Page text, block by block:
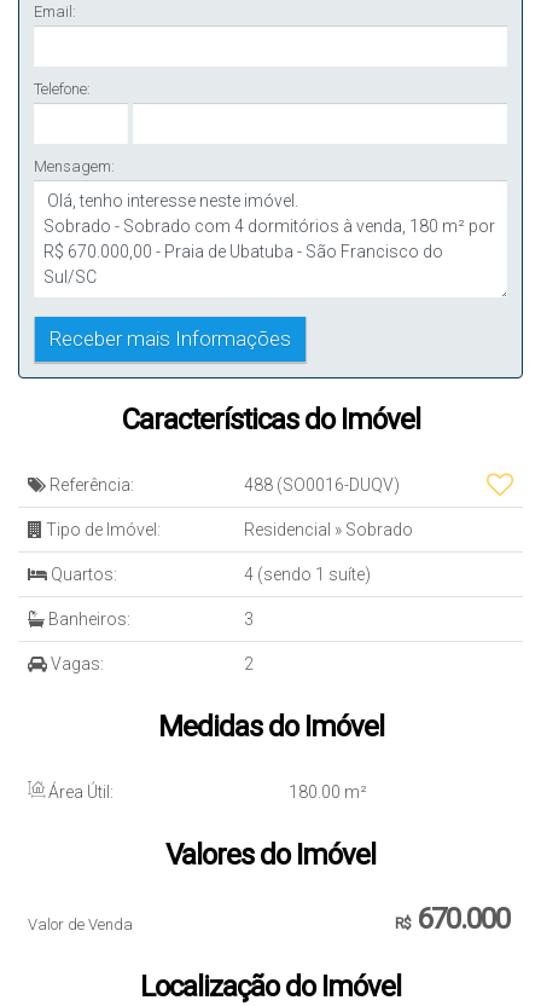
Email:
Telefone:
Mensagem:
Características do Imóvel
Referência: 488 (SO0016-DUQV)
Tipo de Imóvel: Residencial » Sobrado
Quartos: 4 (sendo 1 suíte)
Banheiros: 3
Vagas: 2
Medidas do Imóvel
Área Útil: 180.00 m²
Valores do Imóvel
R$670.000
Valor de Venda
Localização do Imóvel